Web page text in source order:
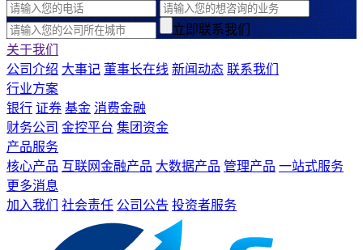
立即联系我们
关于我们
公司介绍 大事记 董事长在线 新闻动态 联系我们
行业方案
银行 证券 基金 消费金融
财务公司 金控平台 集团资金
产品服务
核心产品 互联网金融产品 大数据产品 管理产品 一站式服务
更多消息
加入我们
社会责任 公司公告 投资者服务